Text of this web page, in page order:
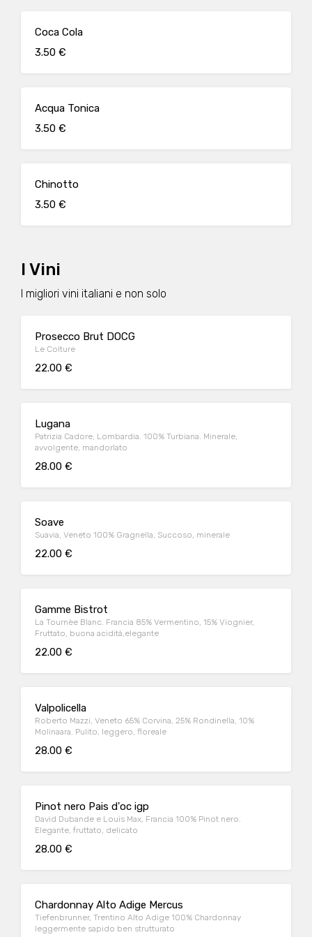
Coca Cola
3.50 €
Acqua Tonica
3.50 €
Chinotto
3.50 €
I Vini
I migliori vini italiani e non solo
Prosecco Brut DOCG
Le Colture
22.00 €
Lugana
Patrizia Cadore, Lombardia. 100% Turbiana. Minerale,
avvolgente, mandorlato
28.00 €
Soave
Suavia, Veneto 100% Gragnella, Succoso, minerale
22.00 €
Gamme Bistrot
La Tournèe Blanc. Francia 85% Vermentino, 15% Viognier,
Fruttato, buona acidità,elegante
22.00 €
Valpolicella
Roberto Mazzi, Veneto 65% Corvina, 25% Rondinella, 10%
Molinaara. Pulito, leggero, floreale
28.00 €
Pinot nero Pais d'oc igp
David Dubande e Louis Max, Francia 100% Pinot nero.
Elegante, fruttato, delicato
28.00 €
Chardonnay Alto Adige Mercus
Tiefenbrunner, Trentino Alto Adige 100% Chardonnay
leggermente sapido ben strutturato